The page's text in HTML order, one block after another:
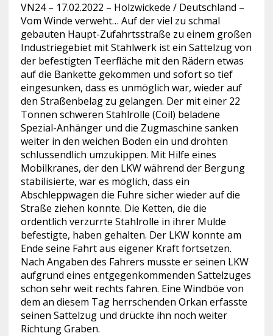
VN24 – 17.02.2022 – Holzwickede / Deutschland –
Vom Winde verweht… Auf der viel zu schmal
gebauten Haupt-Zufahrtsstraße zu einem großen
Industriegebiet mit Stahlwerk istein Sattelzug von
der befestigten Teerfläche mit den Rädern etwas
auf die Bankette gekommen und sofort so tief
eingesunken, dass es unmöglich war, wieder auf
den Straßenbelag zu gelangen. Der mit einer 22
Tonnen schweren Stahlrolle (Coil) beladene
Spezial-Anhänger und die Zugmaschine sanken
weiter in den weichen Boden ein und drohten
schlussendlich umzukippen. Mit Hilfe eines
Mobilkranes, der den LKW während der Bergung
stabilisierte, war es möglich, dass ein
Abschleppwagen die Fuhre sicher wieder auf die
Straße ziehen konnte. Die Ketten, die die
ordentlich verzurrte Stahlrolle in ihrer Mulde
befestigte, haben gehalten. Der LKW konnte am
Ende seine Fahrt aus eigener Kraft fortsetzen.
Nach Angaben des Fahrers musste er seinen LKW
aufgrund eines entgegenkommenden Sattelzuges
schon sehr weit rechts fahren. Eine Windböe von
dem an diesem Tag herrschenden Orkan erfasste
seinen Sattelzug und drückte ihn noch weiter
Richtung Graben.